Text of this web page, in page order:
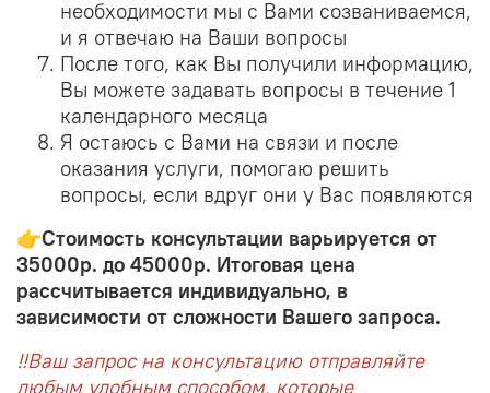
необходимости мы с Вами созваниваемся,
и я отвечаю на Ваши вопросы
После того, как Вы получили информацию,
Вы можете задавать вопросы в течение 1
календарного месяца
Я остаюсь с Вами на связи и после
оказания услуги, помогаю решить
вопросы, если вдруг они у Вас появляются
👉Стоимость консультации варьируется от
35000р. до 45000р. Итоговая цена
рассчитывается индивидуально, в
зависимости от сложности Вашего запроса.
‼️Ваш запрос на консультацию отправляйте
любым удобным способом, которые